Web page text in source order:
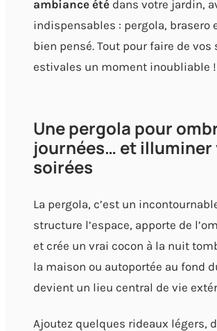
ambiance été dans votre jardin,
indispensables : pergola, brasero
bien pensé. Tout pour faire de vos
estivales un moment inoubliable !
Une pergola pour
journées… et illuminer
soirées
La pergola, c’est un
structure l’espace, apporte de
et crée un vrai cocon à la nuit
la maison ou autoportée au fond
devient un lieu central de vie
Ajoutez quelques rideaux légers,